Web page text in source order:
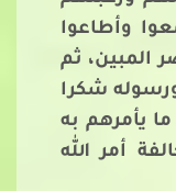
وأطاعوا
المبين، ثم
شكرا
يأمرهم به
أمر الله